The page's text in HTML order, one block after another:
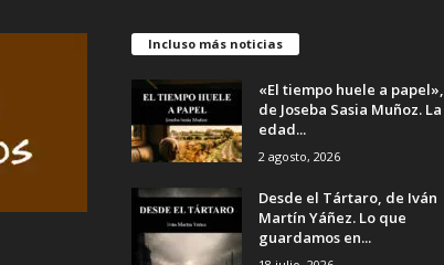
HASNAE
MESBAHI
MESBAHI
cantidad
Incluso más noticias
«El tiempo huele a papel»,
de Joseba Sasia Muñoz. La
edad...
2 agosto, 2026
Desde el Tártaro, de Iván
Martín Yáñez. Lo que
guardamos en...